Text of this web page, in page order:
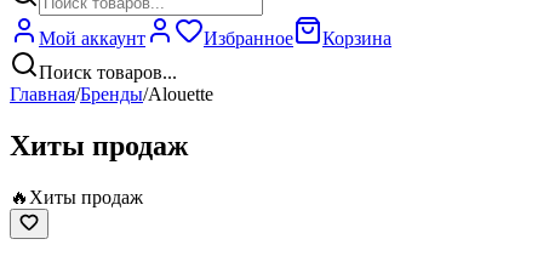
Мой аккаунт Избранное
Корзина
Поиск товаров...
Главная/Бренды/Alouette
Хиты продаж
🔥 Хиты продаж